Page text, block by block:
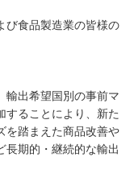
び食品製造業の皆様の
出希望国別の事前マ
することにより、新た
を踏まえた商品改善や
長期的・継続的な輸出